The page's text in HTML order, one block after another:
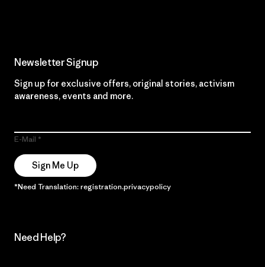
Newsletter Signup
Sign up for exclusive offers, original stories, activism
awareness, events and more.
E-Mail
Sign Me Up
*Need Translation: registration.privacypolicy
Need Help?